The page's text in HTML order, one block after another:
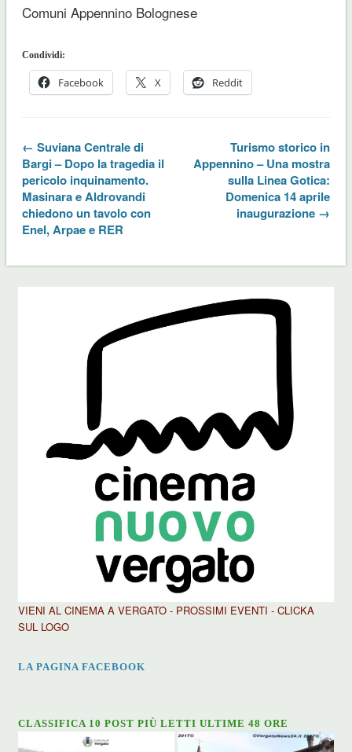
Comuni Appennino Bolognese
Condividi:
Facebook X Reddit
← Suviana Centrale di
Bargi – Dopo la tragedia il
pericolo inquinamento.
Masinara e Aldrovandi
chiedono un tavolo con
Enel, Arpae e RER
Turismo storico in
Appennino – Una mostra
sulla Linea Gotica:
Domenica 14 aprile
inaugurazione →
VIENI AL CINEMA A VERGATO - PROSSIMI EVENTI - CLICKA
SUL LOGO
LA PAGINA FACEBOOK
CLASSIFICA 10 POST PIÙ LETTI ULTIME 48 ORE